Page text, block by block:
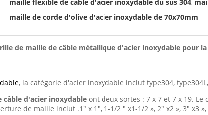
maille flexible de câble d'acier inoxydable du sus 304,
maille de corde d'olive d'acier inoxydable de 70x70mm
de maille de câble métallique d'acier inoxydable
, la catégorie d'acier inoxydable inclut type304,
câble d'acier inoxydable ont deux sortes : 7 x 7 et 7 x 19.
de maille inclut .1" x 1", 1-1/2 " x1-1/2 », 2" x2 », 3" x3 »,